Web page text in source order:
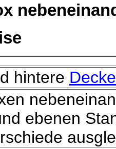
hintere
ebenen